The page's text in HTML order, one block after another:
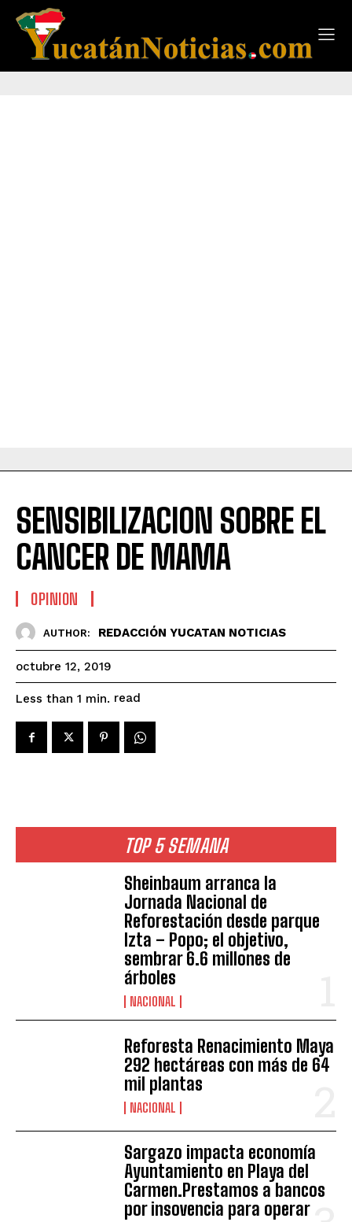
TOP 5 SEMANA
Sheinbaum arranca la
Jornada Nacional de
Reforestación desde parque
Izta – Popo; el objetivo,
sembrar 6.6 millones de
árboles
NACIONAL
Reforesta Renacimiento Maya
292 hectáreas con más de 64
mil plantas
NACIONAL
Sargazo impacta economía
Ayuntamiento en Playa del
Carmen.Prestamos a bancos
por insovencia para operar
SENSIBILIZACION SOBRE EL
CANCER DE MAMA
OPINION
AUTHOR: REDACCIÓN YUCATAN NOTICIAS
octubre 12, 2019
Less than 1 min. read